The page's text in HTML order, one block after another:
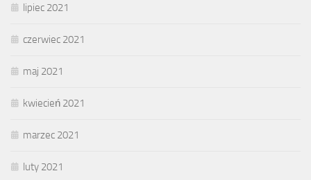
lipiec 2021
czerwiec 2021
maj 2021
kwiecień 2021
marzec 2021
luty 2021